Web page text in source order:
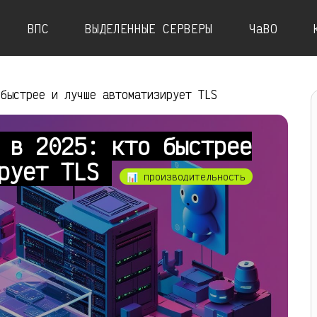
ВПС ВЫДЕЛЕННЫЕ СЕРВЕРЫ ЧаВО
и лучше автоматизирует TLS
в 2025: кто быстрее
TLS
📊 производительность